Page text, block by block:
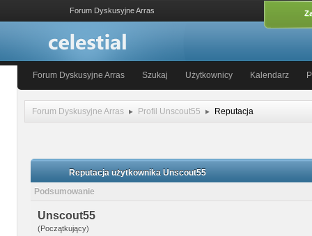
Forum Dyskusyjne Arras
Forum Dyskusyjne Arras Szukaj Użytkownicy Kalendarz
Forum Dyskusyjne Arras Profil Unscout55 Reputacja
Reputacja użytkownika Unscout55
Podsumowanie
Unscout55
(Początkujący)